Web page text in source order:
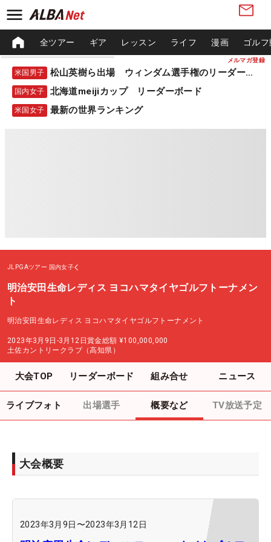
メルマガ登録
全ツアー ギア レッスン ライフ 漫画 ゴル
米国男子 松山英樹ら出場 ウィンダム選手権のリーダーボード
国内女子 北海道meijiカップ リーダーボード
米国女子 最新の世界ランキング
JLPGAツアー 国内女子
明治安田生命レディス ヨコハマタイヤゴルフトーナメン
ト
明治安田生命レディス ヨコハマタイヤゴルフトーナメント
2023年3月9日-3月12日賞金総額 ¥100,000,000
土佐カントリークラブ（高知県）
大会TOP リーダーボード 組み合せ ニュース
ライブフォト 出場選手 概要など TV放送予定
大会概要
2023年3月9日 〜2023年3月12日